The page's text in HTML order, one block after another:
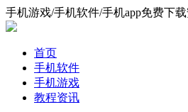
手机游戏/手机软件/手机app免费下
首页
手机软件
手机游戏
教程资讯